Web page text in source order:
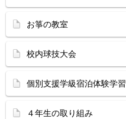
お箏の教室
校内球技大会
個別支援学級宿泊体験学習
４年生の取り組み